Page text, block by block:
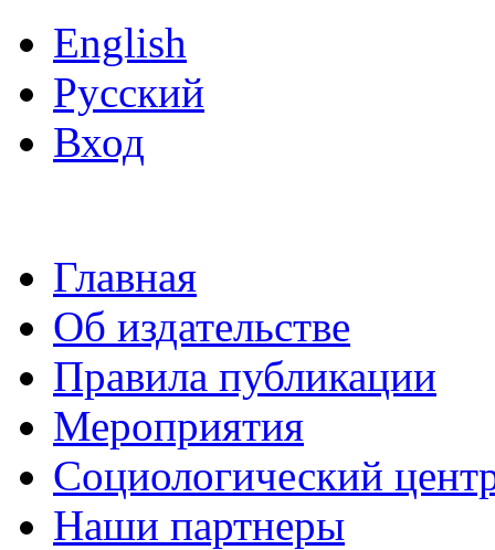
English
Русский
Вход
Главная
Об издательстве
Правила публикации
Мероприятия
Социологический
Наши партнеры